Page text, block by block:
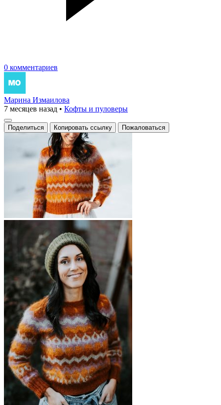
0 комментариев
Марина Измаилова
7 месяцев назад • Кофты и пуловеры
Поделиться Копировать ссылку Пожаловаться